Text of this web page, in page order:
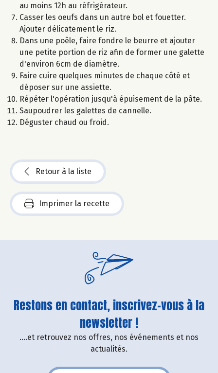
au moins 12h au réfrigérateur.
Casser les oeufs dans un autre bol et fouetter.
Ajouter délicatement le riz.
Dans une poêle, faire fondre le beurre et ajouter
une petite portion de riz afin de former une galette
d'environ 6cm de diamètre.
Faire cuire quelques minutes de chaque côté et
déposer sur une assiette.
Répéter l'opération jusqu'à épuisement de la pâte.
Saupoudrer les galettes de cannelle.
Déguster chaud ou froid.
Retour à la liste
Imprimer la recette
Restons en contact, inscrivez-vous à la
newsletter !
....et retrouvez nos offres, nos événements et nos
actualités.